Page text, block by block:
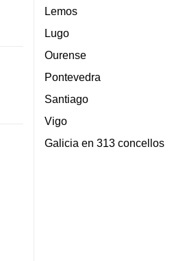
Lemos
Lugo
Ourense
Pontevedra
Santiago
Vigo
Galicia en 313 concellos